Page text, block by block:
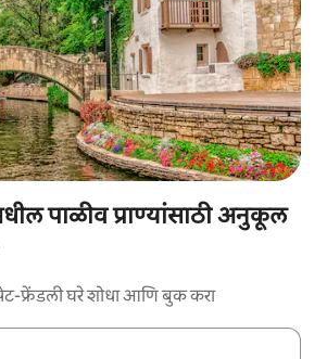
पाळीव प्राण्यांसाठी अनुकूल
फ्रेंडली घरे शोधा आणि बुक करा